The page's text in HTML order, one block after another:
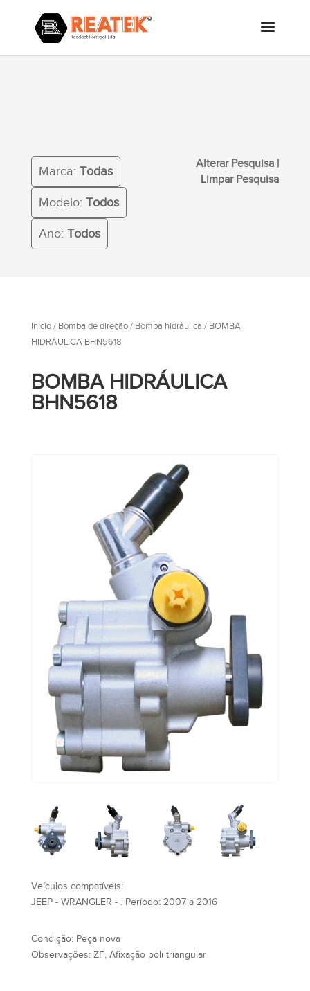
Marca: Todas
Modelo: Todos
Ano: Todos
Alterar Pesquisa |
Limpar Pesquisa
Início/ Bomba de direção/ Bomba hidráulica / BOMBA
HIDRÁULICA BHN5618
BOMBA HIDRÁULICA
BHN5618
Veículos compatíveis:
JEEP - WRANGLER - . Período: 2007 a 2016
Condição: Peça nova
Observações: ZF, Afixação poli triangular